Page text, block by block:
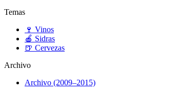
Temas
🍷 Vinos
🍎 Sidras
🍺 Cervezas
Archivo
Archivo (2009–2015)